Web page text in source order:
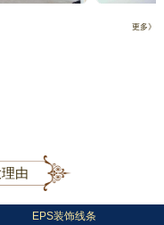
更多》
由
EPS装饰线条